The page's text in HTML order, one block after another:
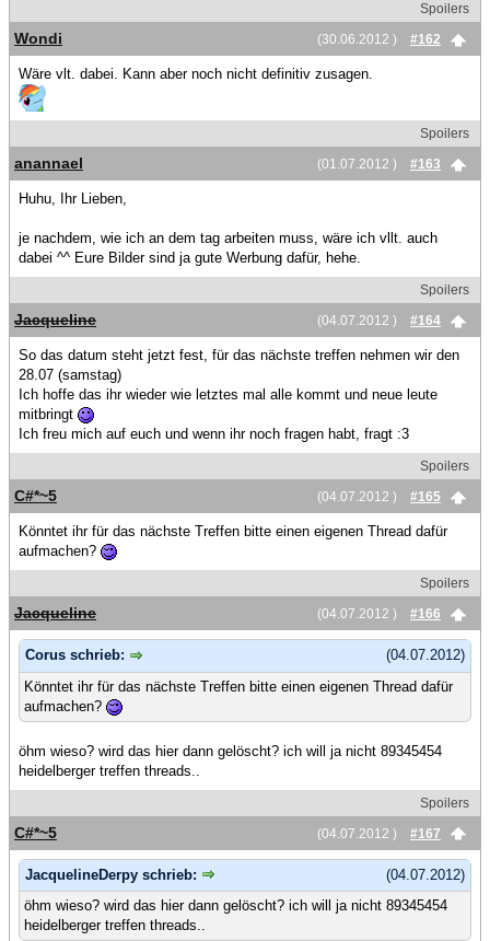
Spoilers
(30.06.2012 )
#162
Wondi
Wäre vlt. dabei. Kann aber noch nicht definitiv zusagen.
Spoilers
(01.07.2012 )
#163
anannael
Huhu, Ihr Lieben,
je nachdem, wie ich an dem tag arbeiten muss, wäre ich vllt. auch
dabei ^^ Eure Bilder sind ja gute Werbung dafür, hehe.
Spoilers
(04.07.2012 )
#164
Jacqueline
So das datum steht jetzt fest, für das nächste treffen nehmen wir den
28.07 (samstag)
Ich hoffe das ihr wieder wie letztes mal alle kommt und neue leute
mitbringt
Ich freu mich auf euch und wenn ihr noch fragen habt, fragt :3
Spoilers
(04.07.2012 )
#165
C#*~5
Könntet ihr für das nächste Treffen bitte einen eigenen Thread dafür
aufmachen?
Spoilers
(04.07.2012 )
#166
Jacqueline
(04.07.2012)
Corus schrieb:
Könntet ihr für das nächste Treffen bitte einen eigenen Thread dafür
aufmachen?
öhm wieso? wird das hier dann gelöscht? ich will ja nicht 89345454
heidelberger treffen threads..
Spoilers
(04.07.2012 )
#167
C#*~5
(04.07.2012)
JacquelineDerpy schrieb:
öhm wieso? wird das hier dann gelöscht? ich will ja nicht 89345454
heidelberger treffen threads..